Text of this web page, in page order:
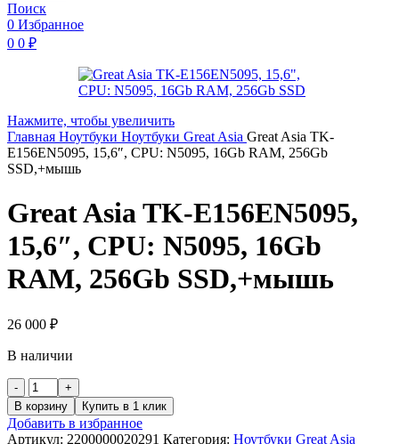
Поиск
0 Избранное
0 0 ₽
Нажмите, чтобы увеличить
Главная Ноутбуки Ноутбуки Great Asia Great Asia TK-
E156EN5095, 15,6″, CPU: N5095, 16Gb RAM, 256Gb
SSD,+мышь
Great Asia TK-E156EN5095,
15,6″, CPU: N5095, 16Gb
RAM, 256Gb SSD,+мышь
26 000 ₽
В наличии
Количество
товара
Great
Asia
В корзину Купить в 1 клик
Добавить в избранное
Артикул: 2200000020291 Категория: Ноутбуки Great Asia